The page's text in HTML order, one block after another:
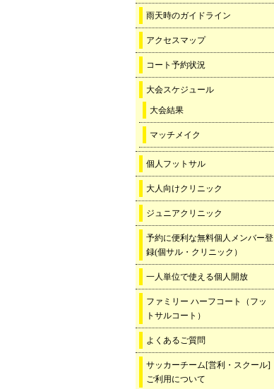
雨天時のガイドライン
アクセスマップ
コート予約状況
大会スケジュール
大会結果
マッチメイク
個人フットサル
大人向けクリニック
ジュニアクリニック
予約に便利な無料個人メンバー登
録(個サル・クリニック）
一人単位で使える個人開放
ファミリー ハーフコート（フッ
トサルコート）
よくあるご質問
サッカーチーム[営利・スクール]
ご利用について